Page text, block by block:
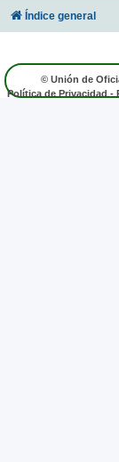
Índice general
© Unión de
Política de Privacidad -